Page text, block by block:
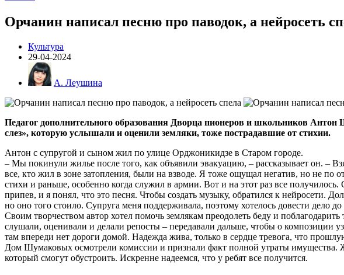
Орчанин написал песню про паводок, а нейросеть
Культура
29-04-2024
А. Леушина
Педагог дополнительного образования Дворца пионеров и школьников
слез», которую услышали и оценили земляки, тоже пострадавшие от стихии.
Антон с супругой и сыном жил по улице Орджоникидзе в Старом городе.
– Мы покинули жилье после того, как объявили эвакуацию, – рассказывает он. –
все, кто жил в зоне затопления, были на взводе. Я тоже ощущал негатив, но не по
стихи и раньше, особенно когда служил в армии. Вот и на этот раз все
припев, и я понял, что это песня. Чтобы создать музыку, обратился к нейросети.
но оно того стоило. Супруга меня поддерживала, поэтому хотелось довести дело
Своим творчеством автор хотел помочь землякам преодолеть беду и
слушали, оценивали и делали репосты – передавали дальше, чтобы о композиции
там впереди нет дороги домой. Надежда жива, только в сердце тревога, что
Дом Шумаковых осмотрели комиссии и признали факт полной утраты имущества.
который смогут обустроить. Искренне надеемся, что у ребят все получится.